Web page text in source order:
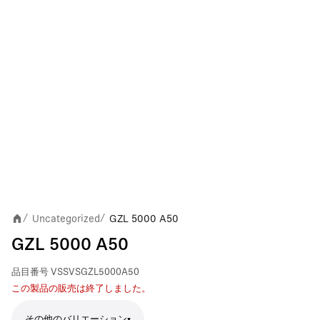
/ Uncategorized / GZL 5000 A50
GZL 5000 A50
品目番号 VSSVSGZL5000A50
この製品の販売は終了しました。